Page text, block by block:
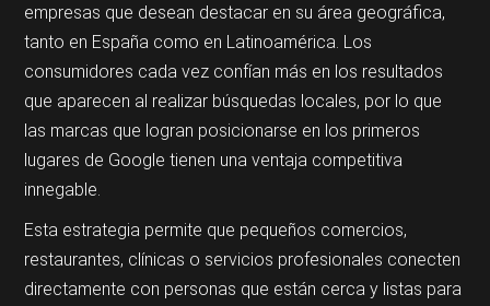
empresas que desean destacar en su área geográfica,
tanto en España como en Latinoamérica. Los
consumidores cada vez confían más en los resultados
que aparecen al realizar búsquedas locales, por lo que
las marcas que logran posicionarse en los primeros
lugares de Google tienen una ventaja competitiva
innegable.
Esta estrategia permite que pequeños comercios,
restaurantes, clínicas o servicios profesionales conecten
directamente con personas que están cerca y listas para